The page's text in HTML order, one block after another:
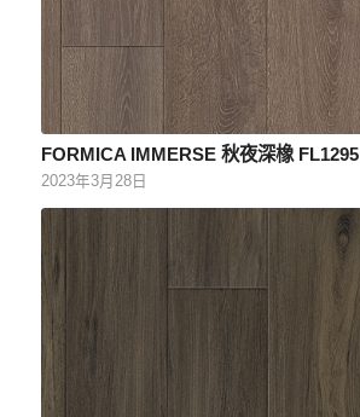
FORMICA IMMERSE 秋夜深橡 FL1295
2023年3月28日